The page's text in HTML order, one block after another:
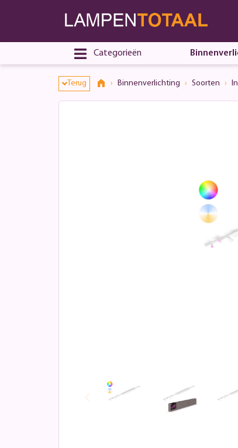
Categorieën
Terug Binnenverlichting Soorten